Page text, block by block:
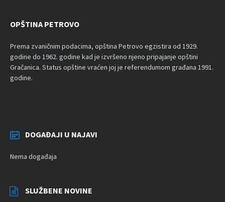
OPŠTINA PETROVO
Prema zvaničnim podacima, opština Petrovo egzistira od 1929.
godine do 1962. godine kad je izvršeno njeno pripajanje opštini
Gračanica. Status opštine vraćen joj je referendumom građana 1991.
godine.
DOGAĐAJI U NAJAVI
Nema događaja
SLUŽBENE NOVINE